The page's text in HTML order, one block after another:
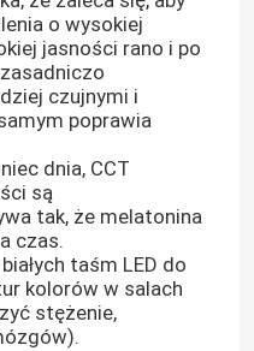
o wysokiej
jasności rano i po
czujnymi i
poprawia
dnia, CCT
są
tak, że melatonina
czas.
taśm LED do
kolorów w salach
stężenie,